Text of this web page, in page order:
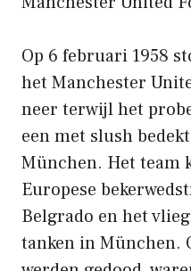
Op 6 februari 1958
het Manchester
neer terwijl het
een met slush
München. Het team
Europese
Belgrado en het
tanken in München.